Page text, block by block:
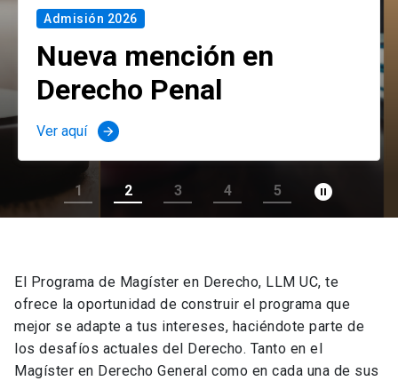
Admisión 2026
Nueva mención en
Derecho Penal
Ver aquí arrow_forward
1 2 3 4 5 pause_circle_filled
El Programa de Magíster en Derecho, LLM UC, te
ofrece la oportunidad de construir el programa que
mejor se adapte a tus intereses, haciéndote parte de
los desafíos actuales del Derecho. Tanto en el
Magíster en Derecho General como en cada una de sus